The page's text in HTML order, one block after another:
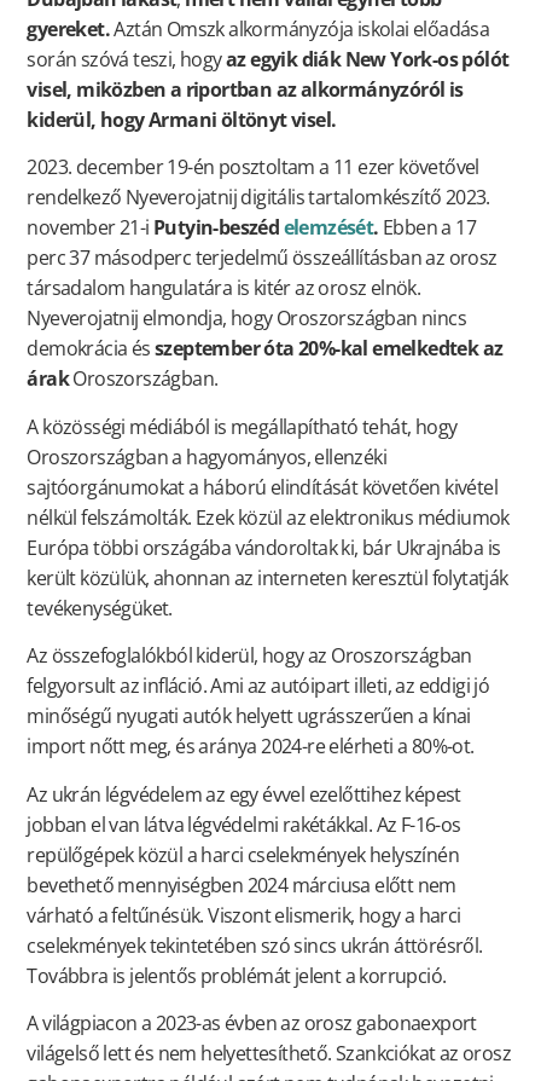
gyereket.Aztán Omszk alkormányzója iskolai előadása
során szóvá teszi, hogyaz egyik diák New York-os pólót
visel, miközben a riportban az alkormányzóról is
kiderül, hogy Armani öltönyt visel.
2023. december 19-én posztoltam a 11 ezer követővel
rendelkező Nyeverojatnij digitális tartalomkészítő 2023.
november 21-i Putyin-beszédelemzését. Ebben a 17
perc 37 másodperc terjedelmű összeállításban az orosz
társadalom hangulatára is kitér az orosz elnök.
Nyeverojatnij elmondja, hogy Oroszországban nincs
demokrácia ésszeptember óta 20%-kal emelkedtek az
árakOroszországban.
A közösségi médiából is megállapítható tehát, hogy
Oroszországban a hagyományos, ellenzéki
sajtóorgánumokat a háború elindítását követően kivétel
nélkül felszámolták. Ezek közül az elektronikus médiumok
Európa többi országába vándoroltak ki, bár Ukrajnába is
került közülük, ahonnan az interneten keresztül folytatják
tevékenységüket.
Az összefoglalókból kiderül, hogy az Oroszországban
felgyorsult az infláció. Ami az autóipart illeti, az eddigi jó
minőségű nyugati autók helyett ugrásszerűen a kínai
import nőtt meg, és aránya 2024-re elérheti a 80%-ot.
Az ukrán légvédelem az egy évvel ezelőttihez képest
jobban el van látva légvédelmi rakétákkal. Az F-16-os
repülőgépek közül a harci cselekmények helyszínén
bevethető mennyiségben 2024 márciusa előtt nem
várható a feltűnésük. Viszont elismerik, hogy a harci
cselekmények tekintetében szó sincs ukrán áttörésről.
Továbbra is jelentős problémát jelent a korrupció.
A világpiacon a 2023-as évben az orosz gabonaexport
világelső lett és nem helyettesíthető. Szankciókat az orosz